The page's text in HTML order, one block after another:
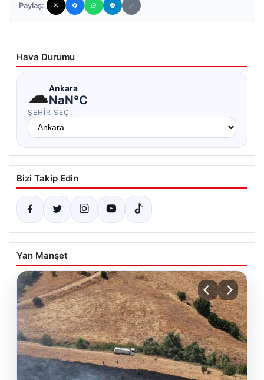
Paylaş:
Hava Durumu
☁Ankara
NaN°C
ŞEHIR SEÇ
Bizi Takip Edin
Yan Manşet